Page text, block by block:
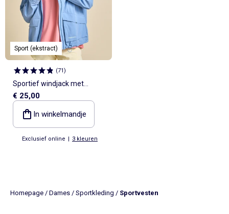
Sport (ekstract)
(71)
Sportief windjack met
capuchon
€ 25,00
In winkelmandje
Exclusief online | 3 kleuren
Homepage / Dames / Sportkleding / Sportvesten